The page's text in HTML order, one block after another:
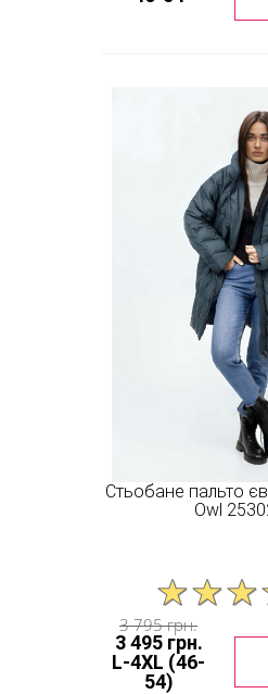
Стьобане пальто
Owl
3 795 грн.
3 495 грн.
L-4XL (46-
54)